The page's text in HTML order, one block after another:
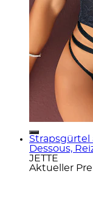
Strapsgürtel
Dessous,
JETTE
Aktueller